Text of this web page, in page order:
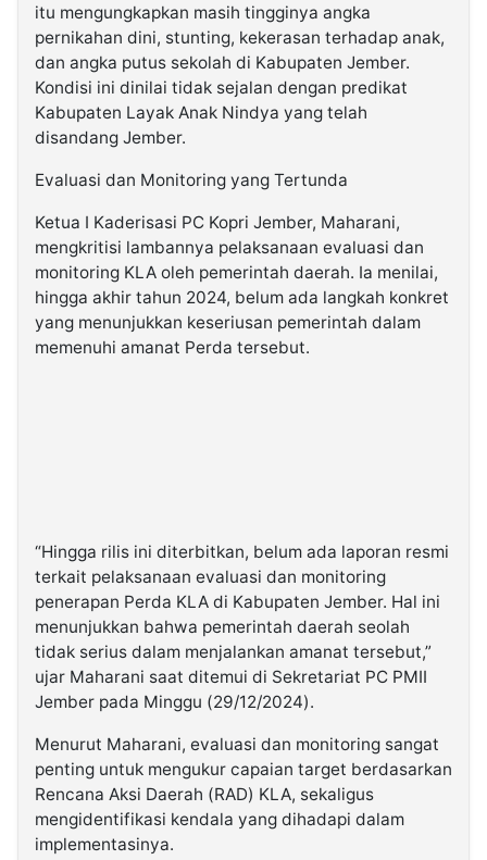
itu mengungkapkan masih tingginya angka
pernikahan dini, stunting, kekerasan terhadap anak,
dan angka putus sekolah di Kabupaten Jember.
Kondisi ini dinilai tidak sejalan dengan predikat
Kabupaten Layak Anak Nindya yang telah
disandang Jember.
Evaluasi dan Monitoring yang Tertunda
Ketua I Kaderisasi PC Kopri Jember, Maharani,
mengkritisi lambannya pelaksanaan evaluasi dan
monitoring KLA oleh pemerintah daerah. Ia menilai,
hingga akhir tahun 2024, belum ada langkah konkret
yang menunjukkan keseriusan pemerintah dalam
memenuhi amanat Perda tersebut.
“Hingga rilis ini diterbitkan, belum ada laporan resmi
terkait pelaksanaan evaluasi dan monitoring
penerapan Perda KLA di Kabupaten Jember. Hal ini
menunjukkan bahwa pemerintah daerah seolah
tidak serius dalam menjalankan amanat tersebut,”
ujar Maharani saat ditemui di Sekretariat PC PMII
Jember pada Minggu (29/12/2024).
Menurut Maharani, evaluasi dan monitoring sangat
penting untuk mengukur capaian target berdasarkan
Rencana Aksi Daerah (RAD) KLA, sekaligus
mengidentifikasi kendala yang dihadapi dalam
implementasinya.